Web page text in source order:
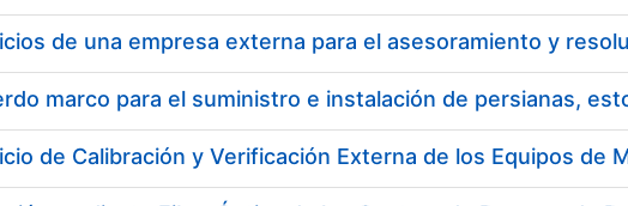
marco para el suministro e instalación de persianas,